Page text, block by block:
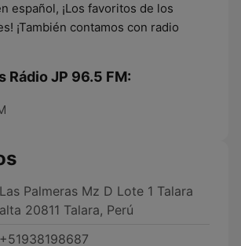
español, ¡Los favoritos de los
¡También contamos con radio
Rádio JP 96.5 FM:
Las Palmeras Mz D Lote 1 Talara
alta 20811 Talara, Perú
+51938198687